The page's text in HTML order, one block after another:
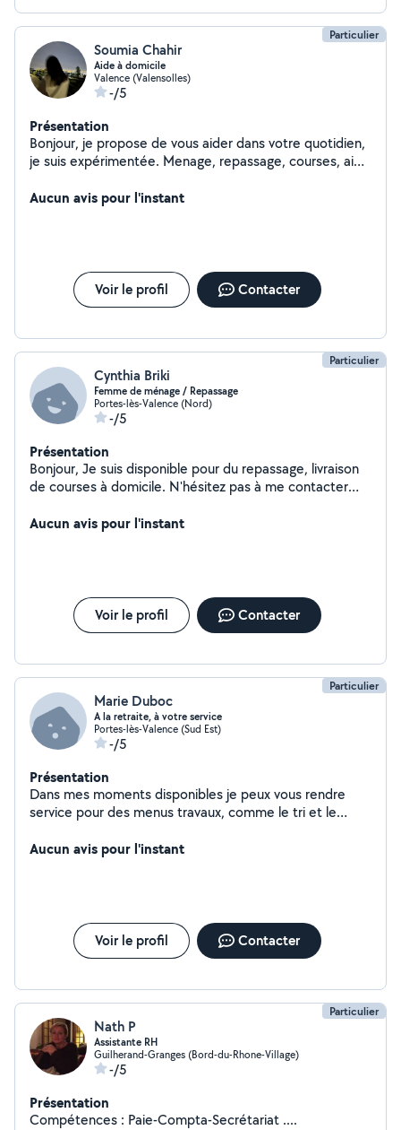
Particulier
Soumia Chahir
Aide à domicile
Valence (Valensolles)
-/5
Présentation
Bonjour, je propose de vous aider dans votre quotidien,
je suis expérimentée. Menage, repassage, courses, aide
sérieuse, travailleuse, ponctuelle.
Aucun avis pour l'instant
Voir le profil Contacter
Particulier
Cynthia Briki
Femme de ménage / Repassage
Portes-lès-Valence (Nord)
-/5
Présentation
Bonjour, Je suis disponible pour du repassage, livraison
de courses à domicile. N'hésitez pas à me contacter
Aucun avis pour l'instant
Voir le profil Contacter
Particulier
Marie Duboc
A la retraite, à votre service
Portes-lès-Valence (Sud Est)
-/5
Présentation
Dans mes moments disponibles je peux vous rendre
service pour des menus travaux, comme le tri et le
Aucun avis pour l'instant
Voir le profil Contacter
Particulier
Nath P
Assistante RH
Guilherand-Granges (Bord-du-Rhone-Village)
-/5
Présentation
Compétences : Paie-Compta-Secrétariat ....